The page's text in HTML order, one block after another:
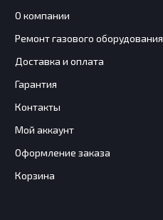
О компании
Ремонт газового оборудования
Доставка и оплата
Гарантия
Контакты
Мой аккаунт
Оформление заказа
Корзина